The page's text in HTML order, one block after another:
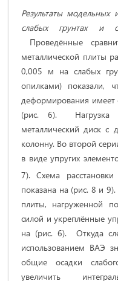
Результаты модельных
слабых грунтах и
Проведённые
металлической плиты
0,005 м на слабых
опилками) показали,
деформирования
(рис. 6). Нагрузка
металлический диск
колонну. Во второй
в виде упругих
7). Схема
показана на (рис. 8 и
плиты, нагруженной
силой и укреплённые
на (рис. 6). Откуда
использованием ВАЭ
общие осадки
увеличить